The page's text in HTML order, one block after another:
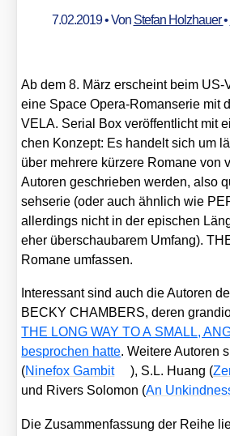
7.02.2019• Von Stefan Holzhauer•
Ab dem 8. März erscheint beim US-
eine Space Ope­ra-Roman­se­rie mit
VELA. Seri­al Box ver­öf­fent­licht mit
chen Kon­zept: Es han­delt sich um
über meh­re­re kür­ze­re Roma­ne von
Autoren geschrie­ben wer­den, also
seh­se­rie (oder auch ähn­lich wie
aller­dings nicht in der epi­schen
eher über­schau­ba­rem Umfang).
Roma­ne umfas­sen.
Inter­es­sant sind auch die Autoren
BECKY CHAMBERS, deren
THE LONG WAY TO A SMALL,
bespro­chen hat­te. Wei­te­re Autoren
(Nine­fox Gam­bit ), S.L. Huang (
und Rivers Solo­mon (An
Die Zusam­men­fas­sung der Rei­he